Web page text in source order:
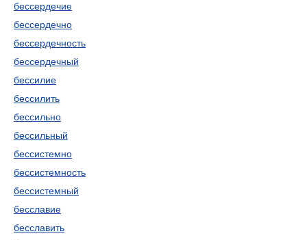
бессердечие
бессердечно
бессердечность
бессердечный
бессилие
бессилить
бессильно
бессильный
бессистемно
бессистемность
бессистемный
бесславие
бесславить